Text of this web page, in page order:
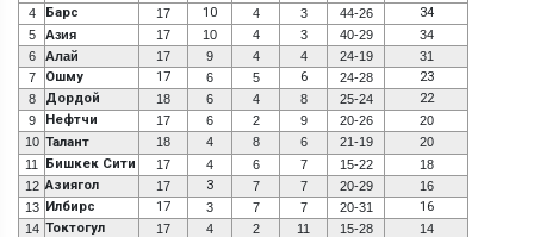
4 Барс 17 10 4 3 44-26 34
5 Азия 17 10 4 3 40-29
34
6
Алай 17 9 4 4 24-19
31
7
Ошму 17 6 5 6 24-28 23
8 Дордой 18 6 4 8 25-24 22
9 Нефтчи 17 6 2 9 20-26
20
10 Талант 18 4 8 6 21-19
20
11
Бишкек Сити 17 4 6 7 15-22
18
12 Азиягол 17 3 7 7 20-29
16
13 Илбирс 17 3 7 7 20-31 16
14 Токтогул 17 4 2 11 15-28
14